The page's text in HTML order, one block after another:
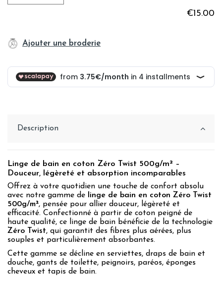
€15.00
Ajouter une broderie
Description
Linge de bain en coton Zéro Twist 500g/m² –
Douceur, légèreté et absorption incomparables
Offrez à votre quotidien une touche de confort absolu
avec notre gamme de
linge de bain en coton Zéro Twist
500g/m², pensée pour allier douceur, légèreté et
efficacité. Confectionné à partir de coton peigné de
haute qualité, ce linge de bain bénéficie de la technologie
Zéro Twist, qui garantit des fibres plus aérées, plus
souples et particulièrement absorbantes.
Cette gamme se décline en serviettes, draps de bain et
douche, gants de toilette, peignoirs, paréos, éponges
cheveux et tapis de bain.